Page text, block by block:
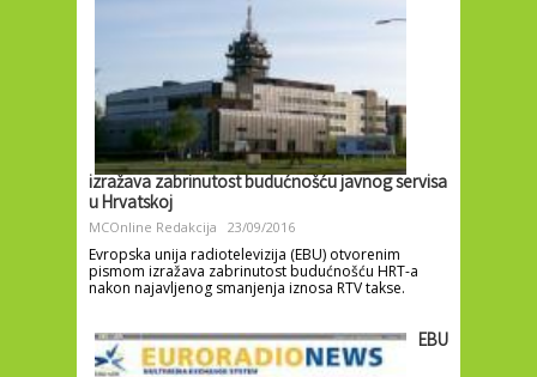
izražava zabrinutost budućnošću javnog servisa
u Hrvatskoj
MCOnline Redakcija 23/09/2016
Evropska unija radiotelevizija (EBU) otvorenim
pismom izražava zabrinutost budućnošću HRT-a
nakon najavljenog smanjenja iznosa RTV takse.
EBU